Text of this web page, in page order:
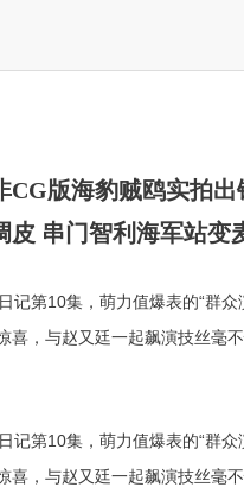
CG版海豹贼鸥实拍出
皮 串门智利海军站变
第10集，萌力值爆表的“群
，与赵又廷一起飙演技丝毫
第10集，萌力值爆表的“群
，与赵又廷一起飙演技丝毫